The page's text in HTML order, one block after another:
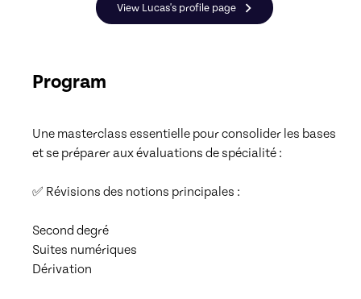
View Lucas's profile page
Program
Une masterclass essentielle pour consolider les bases
et se préparer aux évaluations de spécialité :
✅ Révisions des notions principales :
Second degré
Suites numériques
Dérivation